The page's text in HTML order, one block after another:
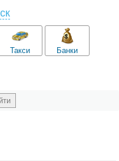
Такси Банки